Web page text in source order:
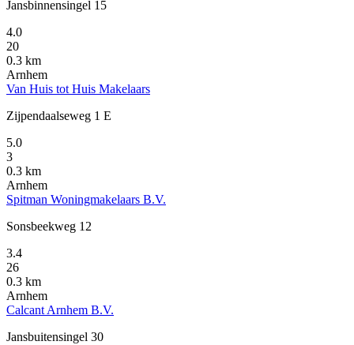
Jansbinnensingel 15
4.0
20
0.3 km
Arnhem
Van Huis tot Huis Makelaars
Zijpendaalseweg 1 E
5.0
3
0.3 km
Arnhem
Spitman Woningmakelaars B.V.
Sonsbeekweg 12
3.4
26
0.3 km
Arnhem
Calcant Arnhem B.V.
Jansbuitensingel 30